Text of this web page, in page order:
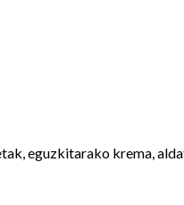
eguzkitarako krema,